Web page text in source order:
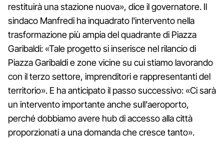
restituirà una stazione nuova», dice il governatore. Il
sindaco Manfredi ha inquadrato l'intervento nella
trasformazione più ampia del quadrante di Piazza
Garibaldi: «Tale progetto si inserisce nel rilancio di
Piazza Garibaldi e zone vicine su cui stiamo lavorando
con il terzo settore, imprenditori e rappresentanti del
territorio». E ha anticipato il passo successivo: «Ci sarà
un intervento importante anche sull'aeroporto,
perché dobbiamo avere hub di accesso alla città
proporzionati a una domanda che cresce tanto».